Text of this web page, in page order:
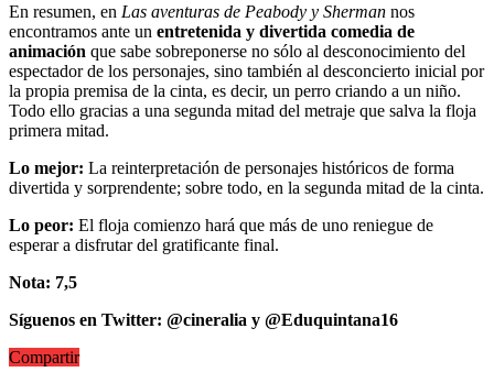
En resumen, en Las aventuras de Peabody y Sherman nos
encontramos ante un entretenida y divertida comedia de
animación que sabe sobreponerse no sólo al desconocimiento del
espectador de los personajes, sino también al desconcierto inicial por
la propia premisa de la cinta, es decir, un perro criando a un niño.
Todo ello gracias a una segunda mitad del metraje que salva la floja
primera mitad.
Lo mejor: La reinterpretación de personajes históricos de forma
divertida y sorprendente; sobre todo, en la segunda mitad de la cinta.
Lo peor: El floja comienzo hará que más de uno reniegue de
esperar a disfrutar del gratificante final.
Nota: 7,5
Síguenos en Twitter: @cineralia y @Eduquintana16
Compartir